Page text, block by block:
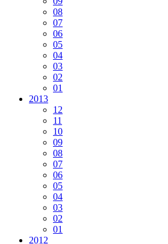
08
07
06
05
04
03
02
01
2013
12
11
10
09
08
07
06
05
04
03
02
01
2012